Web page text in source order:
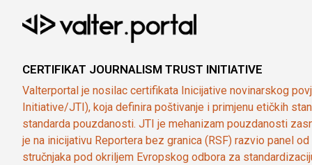
CERTIFIKAT JOURNALISM TRUST INITIATIVE
Valterportal je nosilac certifikata Inicijative novinarskog
Initiative/JTI), koja definira poštivanje i primjenu etičkih
standarda pouzdanosti. JTI je mehanizam pouzdanosti
je na inicijativu Reportera bez granica (RSF) razvio panel
stručnjaka pod okriljem Evropskog odbora za